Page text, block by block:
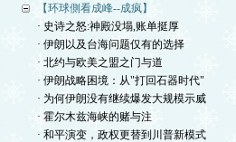
【环球側看成峰--成疯】
· 史诗之怒:神殿没塌,账单挺厚
· 伊朗以及台海问题仅有的选择
· 北约与欧美之盟之门与道
· 伊朗战略困境：从"打回石器时代"
· 为何伊朗没有继续爆发大规模示威
· 霍尔木兹海峡的赌与注
· 和平演变，政权更替到川普新模式